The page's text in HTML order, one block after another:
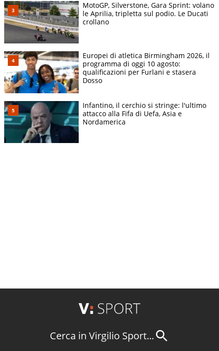
MotoGP, Silverstone, Gara Sprint: volano
le Aprilia, tripletta sul podio. Le Ducati
crollano
Europei di atletica Birmingham 2026, il
programma di oggi 10 agosto:
qualificazioni per Furlani e stasera
Dosso
Infantino, il cerchio si stringe: l'ultimo
attacco alla Fifa di Uefa, Asia e
Nordamerica
Cerca in Virgilio Sport...